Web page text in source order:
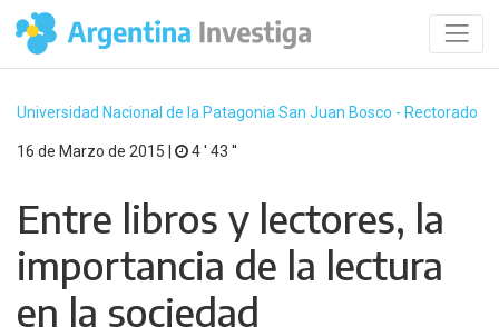
Universidad Nacional de la Patagonia San Juan Bosco - Rectorado
16 de Marzo de 2015 | 4 ′ 43 ′′
Entre libros y lectores, la
importancia de la lectura
en la sociedad